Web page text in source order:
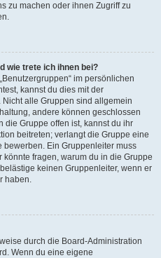
zu machen oder ihnen Zugriff zu
wie trete ich ihnen bei?
im persönlichen
kannst du dies mit der
alle Gruppen sind allgemein
andere können geschlossen
die Gruppe offen ist, kannst du ihr
beitreten; verlangt die Gruppe eine
bewerben. Ein Gruppenleiter muss
fragen, warum du in die Gruppe
keinen Gruppenleiter, wenn er
haben.
durch die Board-Administration
Wenn du eine eigene